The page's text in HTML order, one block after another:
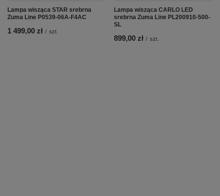
Lampa wisząca STAR srebrna
Zuma Line P0539-06A-F4AC
1 499,00 zł / szt.
Lampa wisząca CARLO LED
srebrna Zuma Line PL200910-500-
SL
899,00 zł / szt.